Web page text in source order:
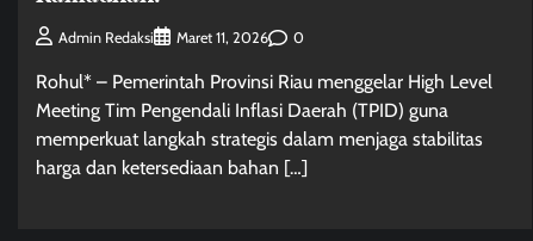
Admin Redaksi Maret 11, 2026 0
Rohul* – Pemerintah Provinsi Riau menggelar High Level
Meeting Tim Pengendali Inflasi Daerah (TPID) guna
memperkuat langkah strategis dalam menjaga stabilitas
harga dan ketersediaan bahan […]